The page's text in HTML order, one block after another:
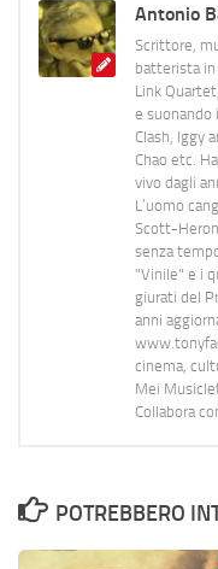
Antonio
Scrittore,
batterista in
Link
e suonando
Clash, Iggy
Chao etc.
vivo dagli
L’uomo
Scott-Heron
senza
"Vinile" e i
giurati del
anni
cinema,
Mei
Collabora
POTREBBERO